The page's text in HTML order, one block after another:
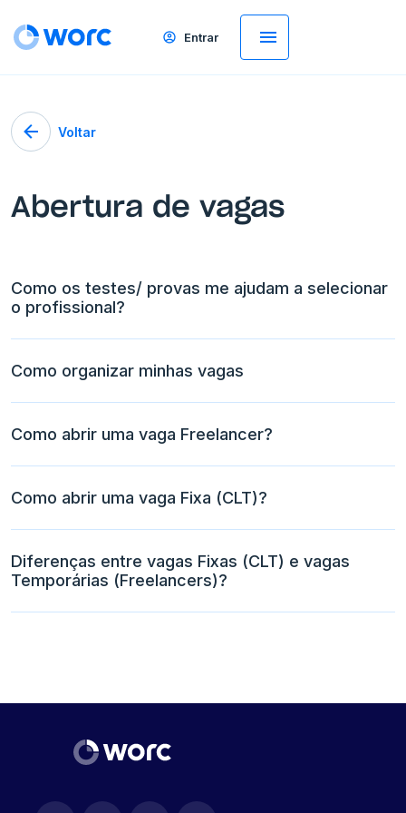
Entrar
Voltar
Abertura de vagas
Como os testes/ provas me ajudam a selecionar
o profissional?
Como organizar minhas vagas
Como abrir uma vaga Freelancer?
Como abrir uma vaga Fixa (CLT)?
Diferenças entre vagas Fixas (CLT) e vagas
Temporárias (Freelancers)?